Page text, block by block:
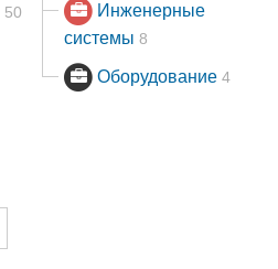
50
Инженерные
системы 8
Оборудование 4